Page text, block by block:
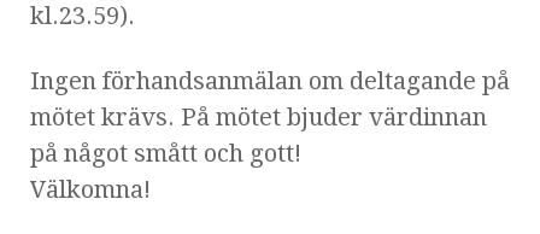
kl.23.59).
Ingen förhandsanmälan om deltagande på
mötet krävs. På mötet bjuder värdinnan
på något smått och gott!
Välkomna!